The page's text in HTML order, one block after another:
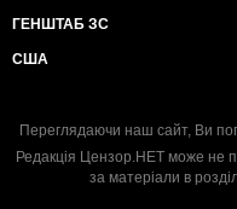
ГЕНШТАБ ЗС
США
Переглядаючи наш сайт, Ви
Редакція Цензор.НЕТ може не
за матеріали в